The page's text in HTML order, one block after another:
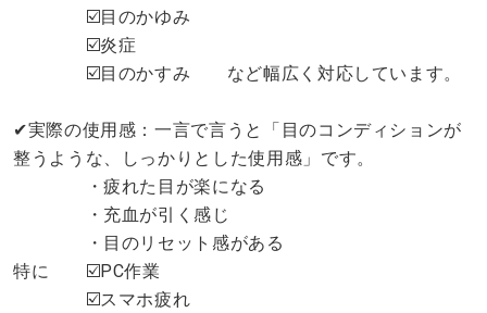
☑️目のかゆみ
☑️炎症
☑️目のかすみ など幅広く対応しています。
✔︎実際の使用感：一言で言うと「目のコンディションが
整うような、しっかりとした使用感」です。
・疲れた目が楽になる
・充血が引く感じ
・目のリセット感がある
特に ☑️PC作業
☑️スマホ疲れ